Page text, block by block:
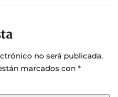
no será publicada.
marcados con *